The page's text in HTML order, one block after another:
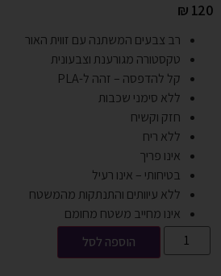
₪ 120
רב צבעים המשתנה עם זווית האור
טקסטורה מגורענת וצבעונית
קל להדפסה – זהה ל-PLA
ללא סימני שכבות
חזק וקשיח
ללא ריח
אינו פריך
בטיחותי – אינו רעיל
ללא עיוותים והתנתקות מהמשטח
אינו מחייב משטח מחומם
הוספה לסל